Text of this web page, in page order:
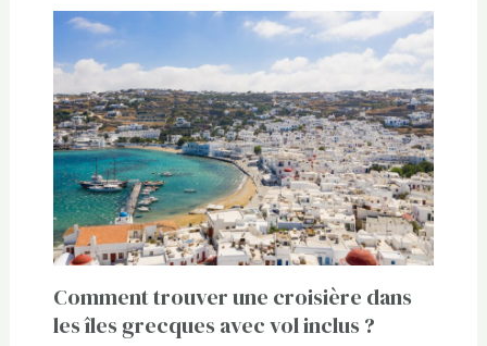
Comment trouver une croisière dans
les îles grecques avec vol inclus ?